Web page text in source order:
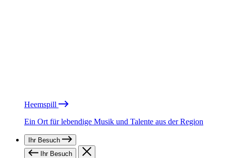
Heemspill
Ein Ort für lebendige Musik und Talente aus der Region
Ihr Besuch
Ihr Besuch